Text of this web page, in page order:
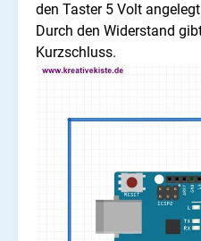
den Taster 5 Volt
Durch den Widerstand
Kurzschluss.